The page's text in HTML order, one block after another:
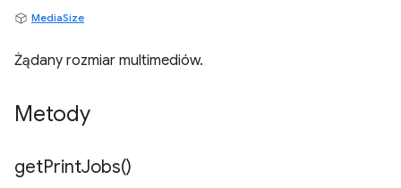
MediaSize
Żądany rozmiar multimediów.
Metody
getPrintJobs()